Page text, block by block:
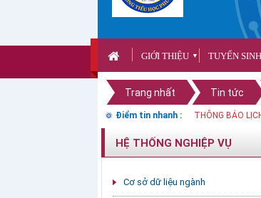
GIỚI THIỆU ▼ TUYỂN SINH
Trang nhất Tin tức
Điểm tin nhanh : Thông báo nghỉ
HỆ THỐNG NGHIỆP VỤ
Cơ sở dữ liệu ngành